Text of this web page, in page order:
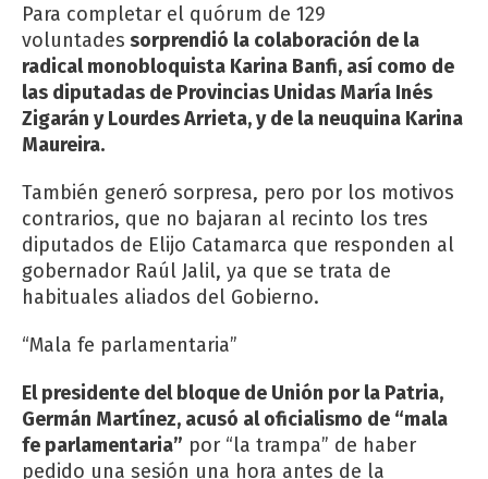
Para completar el quórum de 129
voluntades sorprendió la colaboración de la
radical monobloquista Karina Banfi, así como de
las diputadas de Provincias Unidas María Inés
Zigarán y Lourdes Arrieta, y de la neuquina Karina
Maureira.
También generó sorpresa, pero por los motivos
contrarios, que no bajaran al recinto los tres
diputados de Elijo Catamarca que responden al
gobernador Raúl Jalil, ya que se trata de
habituales aliados del Gobierno.
“Mala fe parlamentaria”
El presidente del bloque de Unión por la Patria,
Germán Martínez, acusó al oficialismo de “mala
fe parlamentaria” por “la trampa” de haber
pedido una sesión una hora antes de la